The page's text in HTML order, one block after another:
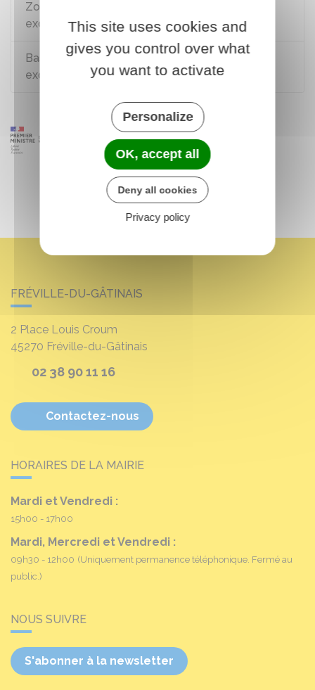
Zones France ruralités revitalisation (ZFRR+) :
exonérations fiscales
Bassin d'emploi à redynamiser (BER) :
exonérations fiscales
FRÉVILLE-DU-GÂTINAIS
2 Place Louis Croum
45270 Fréville-du-Gâtinais
02 38 90 11 16
Contactez-nous
HORAIRES DE LA MAIRIE
Mardi et Vendredi :
15h00 - 17h00
Mardi, Mercredi et Vendredi :
09h30 - 12h00 (Uniquement permanence téléphonique. Fermé au
public.)
NOUS SUIVRE
S'abonner à la newsletter
This site uses cookies and
gives you control over what
you want to activate
Personalize
OK, accept all
Deny all cookies
Privacy policy